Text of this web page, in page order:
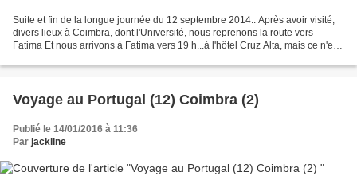
Suite et fin de la longue journée du 12 septembre 2014.. Après avoir visité,
divers lieux à Coimbra, dont l'Université, nous reprenons la route vers
Fatima Et nous arrivons à Fatima vers 19 h...à l'hôtel Cruz Alta, mais ce n'est
Voyage au Portugal (12) Coimbra (2)
Publié le 14/01/2016 à 11:36
Par jackline